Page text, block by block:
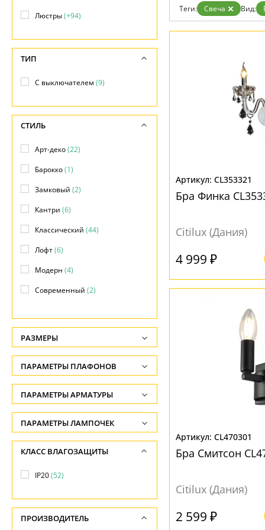
Возврат
Установка
Дизайнерам
Бренды
Теги: Свеча Вид:
CL353321
Бра Финка
Citilux (Дания)
4 999 ₽
CL470301
Бра Смитсон
Citilux (Дания)
2 599 ₽
Люстры(+94)
ТИП
С выключателем (9)
СТИЛЬ
Арт-деко(22)
Барокко(1)
Замковый (2)
Кантри (6)
Классический (44)
Лофт(6)
Модерн (4)
Современный (2)
РАЗМЕРЫ
Высота, см
-
Глубина, см
-
Ширина, см
-
Диаметр, см
Длина, см
ПАРАМЕТРЫ ПЛАФОНОВ
ФОРМА ПЛАФОНА
Абажур(1)
Без плафона(29)
Декоративный(3)
Конус(2)
Цилиндр(2)
ПАРАМЕТРЫ АРМАТУРЫ
ЦВЕТ АРМАТУРЫ
Бежевый(7)
Желтый(5)
ПАРАМЕТРЫ ЛАМПОЧЕК
Количество ламп
-
Общая мощность ламп
-
Напряжение
КЛАСС ВЛАГОЗАЩИТЫ
IP20(52)
ПРОИЗВОДИТЕЛЬ